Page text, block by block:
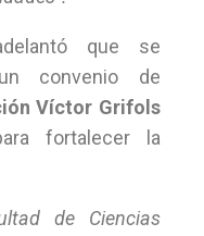
que se
convenio de
Víctor Grifols
fortalecer la
de Ciencias